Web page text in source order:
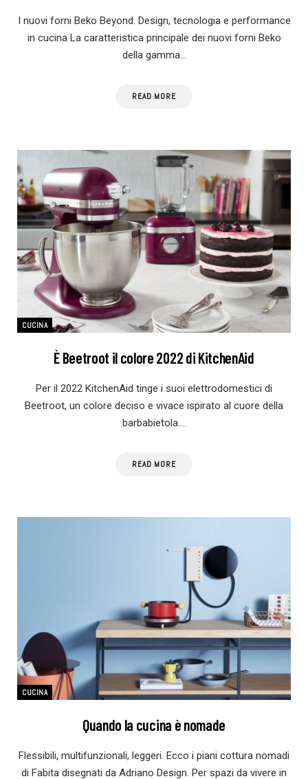
I nuovi forni Beko Beyond. Design, tecnologia e performance
in cucina La caratteristica principale dei nuovi forni Beko
della gamma…
READ MORE
CUCINA
È Beetroot il colore 2022 di KitchenAid
Per il 2022 KitchenAid tinge i suoi elettrodomestici di
Beetroot, un colore deciso e vivace ispirato al cuore della
barbabietola.…
READ MORE
CUCINA
Quando la cucina è nomade
Flessibili, multifunzionali, leggeri. Ecco i piani cottura nomadi
di Fabita disegnati da Adriano Design. Per spazi da vivere in